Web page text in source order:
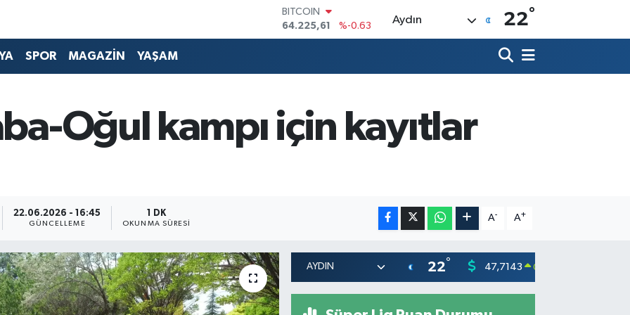
DOLAR
47,7143
%0.16
EURO
6510.40
%0.45
BİST100
13.799
%70
Aydın 22°
SPOR MAGAZİN YAŞAM
Oğul kampı için kayıtlar
22.06.2026 - 16:45
GÜNCELLEME
1 DK
OKUNMA SÜRESI
A- A+
22° 47,7143 0.16